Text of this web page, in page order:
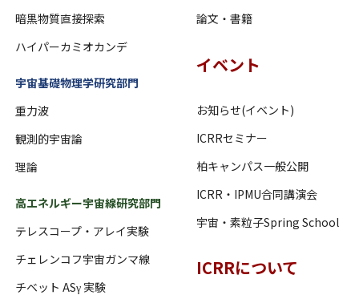
暗黒物質直接探索
ハイパーカミオカンデ
宇宙基礎物理学研究部門
重力波
観測的宇宙論
理論
高エネルギー宇宙線研究部門
テレスコープ・アレイ実験
チェレンコフ宇宙ガンマ線
チベット ASγ 実験
論文・書籍
イベント
お知らせ(イベント)
ICRRセミナー
柏キャンパス一般公開
ICRR・IPMU合同講演会
宇宙・素粒子Spring School
ICRRについて